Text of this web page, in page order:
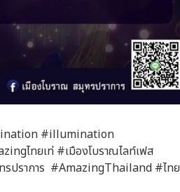
#illumination
ไทยเท่ #เมืองโบราณไลท์เฟส
รปราการ #AmazingThailand #ไทย